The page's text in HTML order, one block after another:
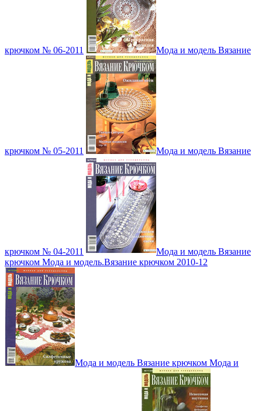
крючком № 06-2011 Мода и модель Вязание
крючком № 05-2011 Мода и модель Вязание
крючком № 04-2011
Мода и модель Вязание
крючком Мода и модель.Вязание крючком 2010-12
Мода и модель Вязание крючком Мода и